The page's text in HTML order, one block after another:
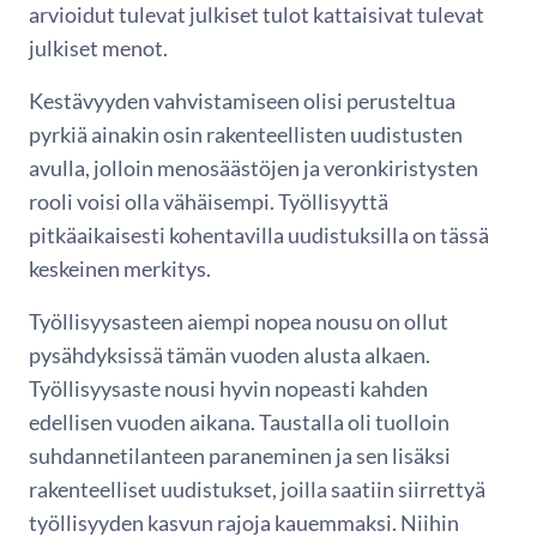
arvioidut tulevat julkiset tulot kattaisivat tulevat
julkiset menot.
Kestävyyden vahvistamiseen olisi perusteltua
pyrkiä ainakin osin rakenteellisten uudistusten
avulla, jolloin menosäästöjen ja veronkiristysten
rooli voisi olla vähäisempi. Työllisyyttä
pitkäaikaisesti kohentavilla uudistuksilla on tässä
keskeinen merkitys.
Työllisyysasteen aiempi nopea nousu on ollut
pysähdyksissä tämän vuoden alusta alkaen.
Työllisyysaste nousi hyvin nopeasti kahden
edellisen vuoden aikana. Taustalla oli tuolloin
suhdannetilanteen paraneminen ja sen lisäksi
rakenteelliset uudistukset, joilla saatiin siirrettyä
työllisyyden kasvun rajoja kauemmaksi. Niihin